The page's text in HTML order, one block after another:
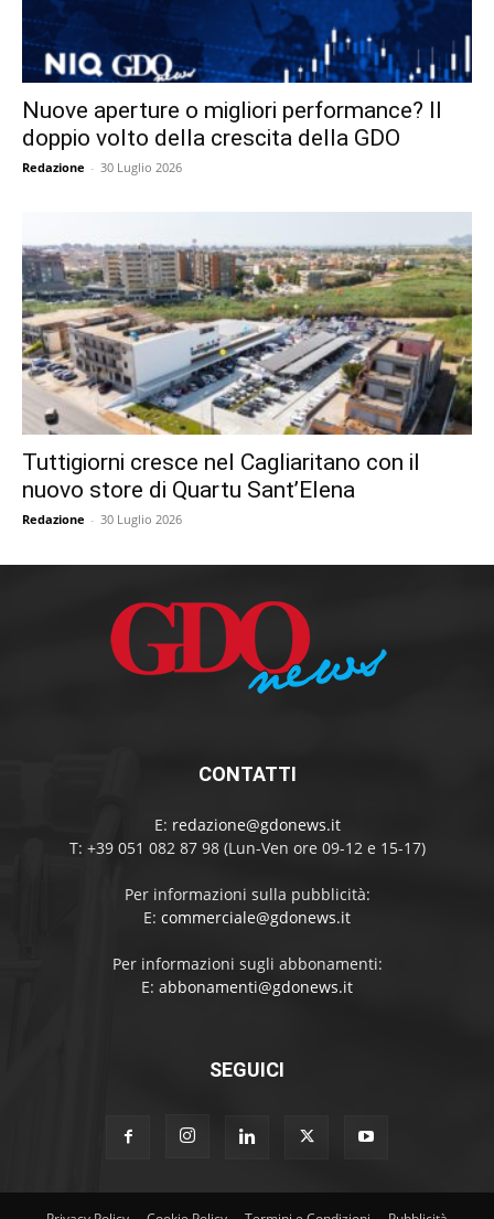
Nuove aperture o migliori performance? Il
doppio volto della crescita della GDO
Redazione - 30 Luglio 2026
Tuttigiorni cresce nel Cagliaritano con il
nuovo store di Quartu Sant’Elena
Redazione - 30 Luglio 2026
CONTATTI
E: redazione@gdonews.it
T: +39 051 082 87 98 (Lun-Ven ore 09-12 e 15-17)
Per informazioni sulla pubblicità:
E: commerciale@gdonews.it
Per informazioni sugli abbonamenti:
E: abbonamenti@gdonews.it
SEGUICI